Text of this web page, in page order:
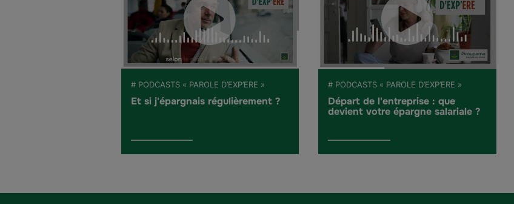
# PODCASTS « PAROLE D’EXP’ERE »
Et si j'épargnais régulièrement ?
# PODCASTS « PAROLE D’EXP’ERE »
Départ de l'entreprise : que
devient votre épargne salariale ?